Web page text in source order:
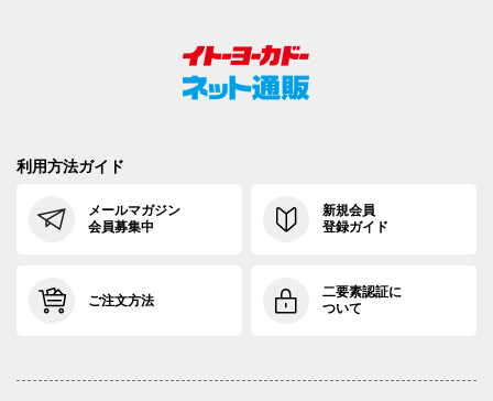
利用方法ガイド
メールマガジン
会員募集中
新規会員
登録ガイド
ご注文方法
二要素認証に
ついて